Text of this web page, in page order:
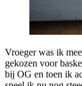
Vroeger was ik
gekozen voor
bij OG en toen ik